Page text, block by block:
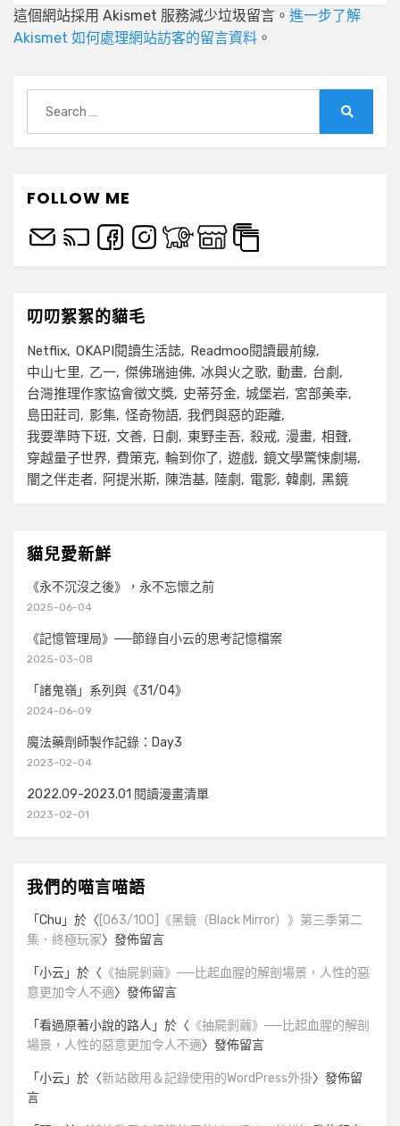
這個網站採用 Akismet 服務減少垃圾留言。 進一步了解
Akismet 如何處理網站訪客的留言資料 。
for:
FOLLOW ME
叨叨絮絮的貓毛
Netflix OKAPI閱讀生活誌
Readmoo閱讀最前線
中山七里
乙一 傑佛瑞迪佛 冰與火之歌 動畫
台劇
台灣推理作家協會徵文獎
史蒂芬金 城堡岩
宮部美幸
島田莊司
影集 怪奇物語 我們與惡的距離
我要準時下班
文善 日劇 東野圭吾 殺戒 漫畫 相聲
穿越量子世界
費策克 輪到你了 遊戲 鏡文學驚悚劇場
闇之伴走者
阿提米斯 陳浩基 陸劇 電影 韓劇 黑鏡
貓兒愛新鮮
《永不沉沒之後》，永不忘懷之前
2025-06-04
《記憶管理局》──節錄自小云的思考記憶檔案
2025-03-08
「諸鬼嶺」系列與《31/04》
2024-06-09
魔法藥劑師製作記錄：Day3
2023-02-04
2022.09-2023.01 閱讀漫畫清單
2023-02-01
我們的喵言喵語
「Chu 」於〈 [063/100]《黑鏡（Black Mirror）》第三季第二
集．終極玩家〉發佈留言
「小云」於〈 《抽屍剝繭》──比起血腥的解剖場景，人性的惡
意更加令人不適〉發佈留言
「看過原著小說的路人 」於〈 《抽屍剝繭》──比起血腥的解剖
場景，人性的惡意更加令人不適〉發佈留言
「小云」於〈新站啟用＆記錄使用的WordPress外掛〉發佈留
言